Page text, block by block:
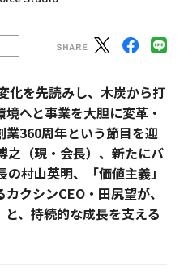
化を先読みし、木炭から打
へと事業を大胆に変革・
360周年という節目を迎
之（現・会長）、新たにバ
村山英明、「価値主義」
クシンCEO・田尻望が、
、持続的な成長を支える